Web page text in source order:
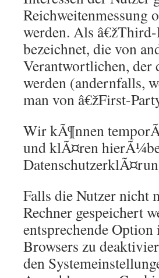
Reichweitenmessung
werden. Als
bezeichnet, die von
Verantwortlichen, der
werden (andernfalls,
man von â€žFirst-
Wir kÃ¶nnen
und klÃ¤ren
Falls die Nutzer nicht
Rechner gespeichert
entsprechende
Browsers zu
den